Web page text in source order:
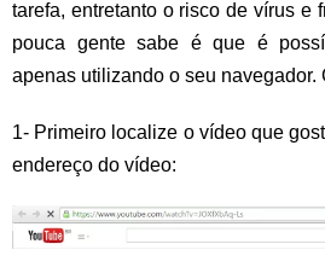
tarefa, entretanto o risco de vírus e
pouca gente sabe é que é
apenas utilizando o seu navegador.
1- Primeiro localize o vídeo que
endereço do vídeo: